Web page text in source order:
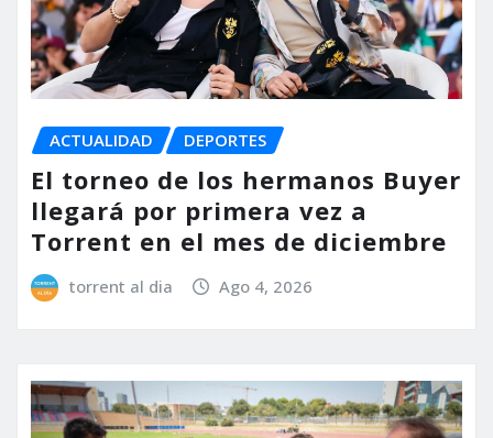
ACTUALIDAD DEPORTES
El torneo de los hermanos Buyer
llegará por primera vez a
Torrent en el mes de diciembre
torrent al dia Ago 4, 2026